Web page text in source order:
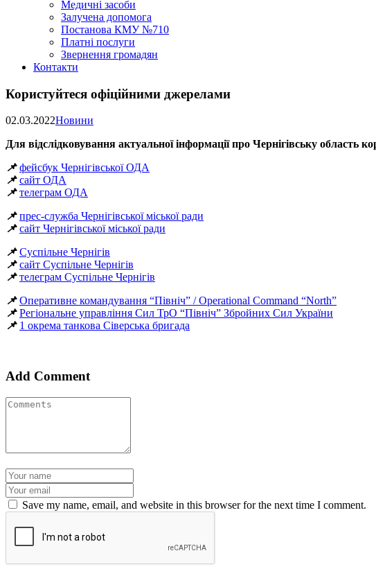
Медичні засоби
Залучена допомога
Постанова КМУ №710
Платні послуги
Звернення громадян
Контакти
Користуйтеся офіційними джерелами
02.03.2022Новини
Для відслідковування актуальної інформації про Чернігівську область
📌 фейсбук Чернігівської ОДА
📌 сайт ОДА
📌 телеграм ОДА
📌 прес-служба Чернігівської міської ради
📌 сайт Чернігівської міської ради
📌 Суспільне Чернігів
📌 сайт Суспільне Чернігів
📌 телеграм Суспільне Чернігів
📌 Оперативне командування “Північ” / Operational Command “North”
📌 Регіональне управління Сил ТрО “Північ” Збройних Сил України
📌 1 окрема танкова Сіверська бригада
Add Comment
Save my name, email, and website in this browser for the next time I comment.